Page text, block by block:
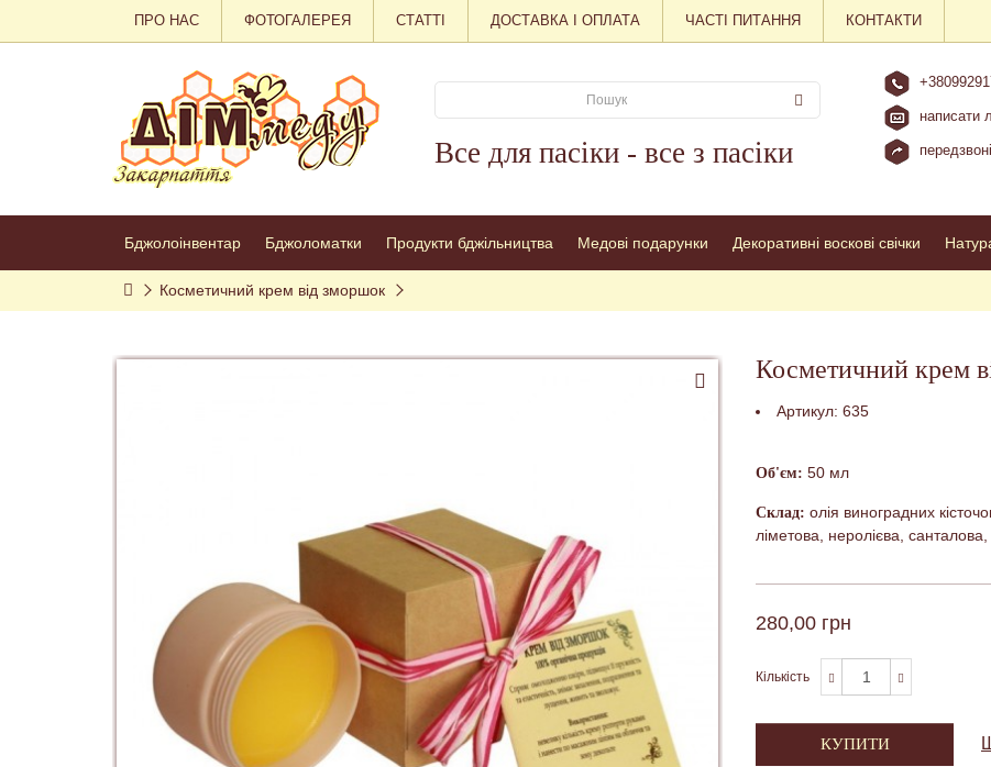
ПРО НАС ФОТОГАЛЕРЕЯ СТАТТІ ДОСТАВКА І ОПЛАТА ЧАСТІ ПИТАННЯ КОНТАКТИ
Все для пасіки - все з пасіки
написати
Бджолоінвентар Бджоломатки Продукти бджільництва Медові подарунки Декоративні воскові свічки
Косметичний крем від зморшок
Косметичний крем
Артикул: 635
Об'єм: 50 мл
Склад: олія виноградних
ліметова, неролієва,
280,00 грн
Кількість
КУПИТИ